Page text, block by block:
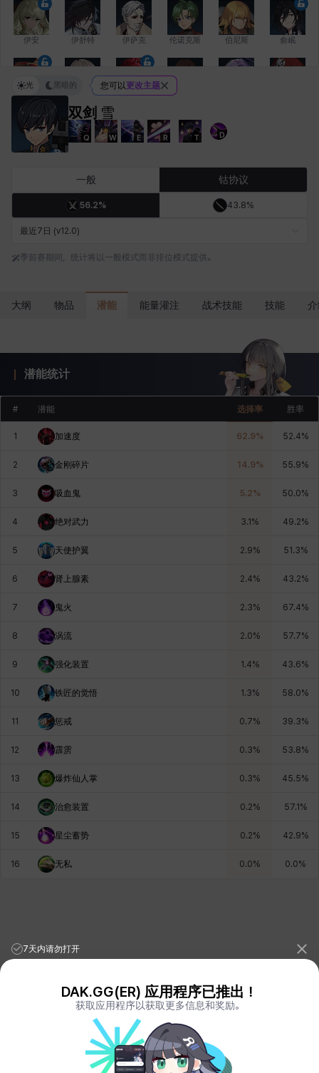
伊安 伊舒特 伊萨克 伦诺克斯 伯尼斯 俞岷
修凯 克雷弗
埃琳娜 埃索 塔齐娅
洛兹 海因茨
肯尼思
芭芭拉
西尔维娅 费利克斯
阿德瑞娜 阿迪娜 雪 雪琳
雷妮 马库斯 鼻荆
双剑 雪
Q W E R T D
光 黑暗的 您可以更改主题
一般 钴协议
56.2% 43.8%
最近7日 (v12.0)
季前赛期间，统计将以一般模式而非排位模式提供。
大纲 物品 潜能 能量灌注 战术技能 技能
潜能统计
# 潜能 选择率 胜率
1 加速度 62.9% 52.4%
2 金刚碎片 14.9% 55.9%
3 吸血鬼 5.2% 50.0%
4 绝对武力 3.1 % 49.2%
5 天使护翼 2.9% 51.3%
6 肾上腺素 2.4% 43.2%
7 鬼火 2.3% 67.4%
8 涡流 2.0% 57.7%
9 强化装置 1.4% 43.6%
10 铁匠的觉悟 1.3% 58.0%
11 惩戒 0.7% 39.3%
12 霹雳 0.3% 53.8%
13 爆炸仙人掌 0.3% 45.5%
14 治愈装置 0.2% 57.1 %
15 星尘蓄势 0.2% 42.9%
16 无私 0.0% 0.0%
League of Legends StatsPORO.GG
Teamfight Tactics Stats
LOLCHESS.GG
VALORANT.DAK.GG
PUBG.DAK.GG
Eternal Return StatsER.DAK.GG
7天内请勿打开
DAK.GG(ER) 应用程序已推出！
获取应用程序以获取更多信息和奖励。